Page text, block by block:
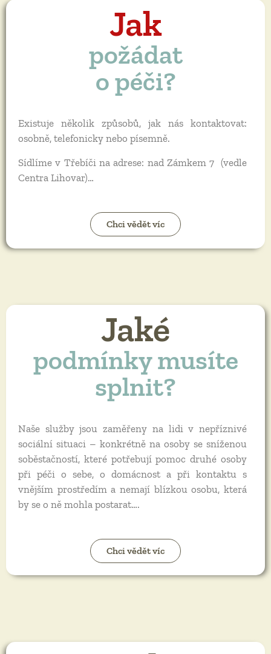
Jak
požádat
o péči?
Existuje několik způsobů, jak nás kontaktovat:
osobně, telefonicky nebo písemně.
Sídlíme v Třebíči na adrese: nad Zámkem 7 (vedle
Centra Lihovar)…
Chci vědět víc
Jaké
podmínky musíte
splnit?
Naše služby jsou zaměřeny na lidi v nepříznivé
sociální situaci – konkrétně na osoby se sníženou
soběstačností, které potřebují pomoc druhé osoby
při péči o sebe, o domácnost a při kontaktu s
vnějším prostředím a nemají blízkou osobu, která
by se o ně mohla postarat….
Chci vědět víc